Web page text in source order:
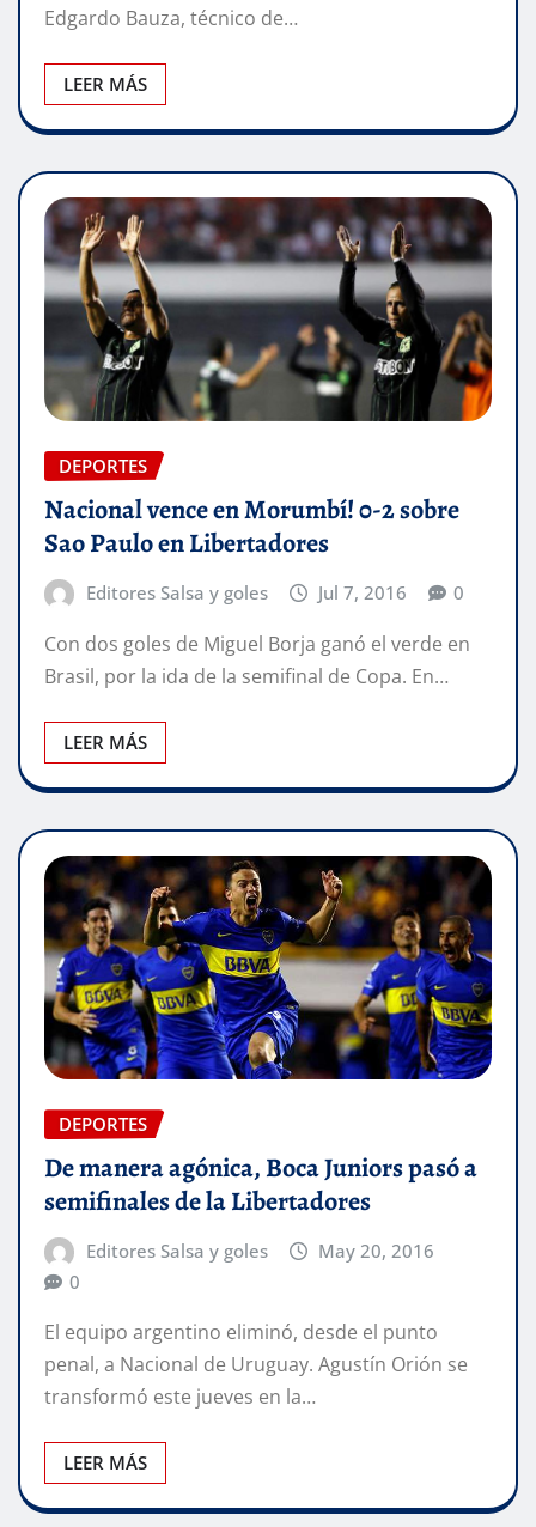
Edgardo Bauza, técnico de…
LEER MÁS
DEPORTES
Nacional vence en Morumbí! 0-2 sobre
Sao Paulo en Libertadores
Editores Salsa y goles Jul 7, 2016 0
Con dos goles de Miguel Borja ganó el verde en
Brasil, por la ida de la semifinal de Copa. En…
LEER MÁS
DEPORTES
De manera agónica, Boca Juniors pasó a
semifinales de la Libertadores
Editores Salsa y goles
May 20, 2016
0
El equipo argentino eliminó, desde el punto
penal, a Nacional de Uruguay. Agustín Orión se
transformó este jueves en la…
LEER MÁS